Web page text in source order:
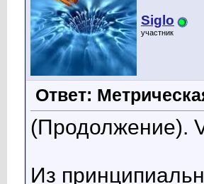
Siglo
участник
Ответ:
(Продолжение).
Из